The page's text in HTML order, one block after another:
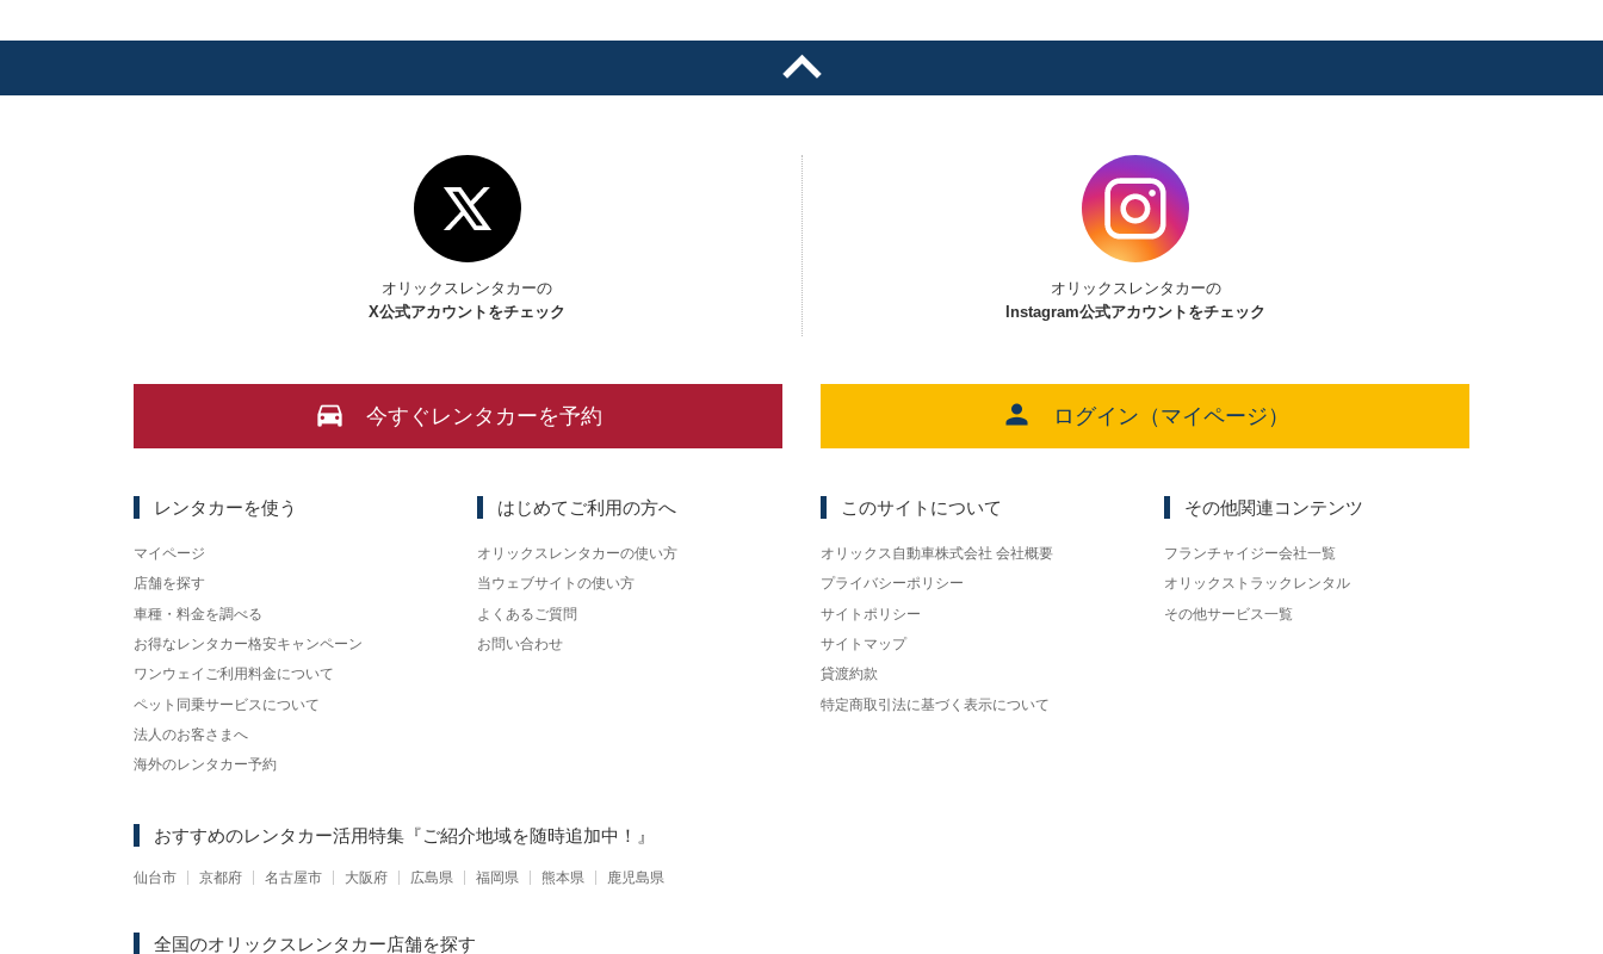
オリックスレンタカーの
X公式アカウントをチェック
オリックスレンタカーの
Instagram公式アカウントをチェック
今すぐレンタカーを予約 ログイン（マイページ）
レンタカーを使う
マイページ
店舗を探す
車種・料金を調べる
お得なレンタカー格安キャンペーン
ワンウェイご利用料金について
ペット同乗サービスについて
法人のお客さまへ
海外のレンタカー予約
はじめてご利用の方へ
オリックスレンタカーの使い方
当ウェブサイトの使い方
よくあるご質問
お問い合わせ
このサイトについて
オリックス自動車株式会社 会社概要
プライバシーポリシー
サイトポリシー
サイトマップ
貸渡約款
特定商取引法に基づく表示について
その他関連コンテンツ
フランチャイジー会社一覧
オリックストラックレンタル
その他サービス一覧
おすすめのレンタカー活用特集 『ご紹介地域を随時追加中！』
仙台市 京都府 名古屋市 大阪府 広島県 福岡県 熊本県 鹿児島県
全国のオリックスレンタカー店舗を探す